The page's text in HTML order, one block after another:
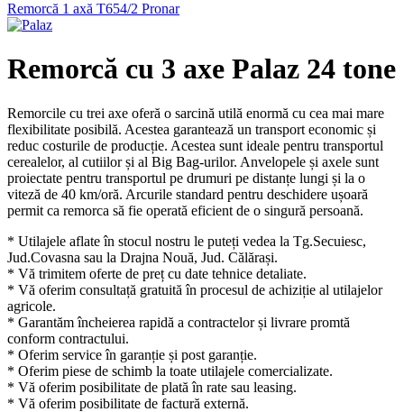
Remorcă 1 axă T654/2 Pronar
Remorcă cu 3 axe Palaz 24 tone
Remorcile cu trei axe oferă o sarcină utilă enormă cu cea mai mare
flexibilitate posibilă. Acestea garantează un transport economic și
reduc costurile de producție. Acestea sunt ideale pentru transportul
cerealelor, al cutiilor și al Big Bag-urilor. Anvelopele și axele sunt
proiectate pentru transportul pe drumuri pe distanțe lungi și la o
viteză de 40 km/oră. Arcurile standard pentru deschidere ușoară
permit ca remorca să fie operată eficient de o singură persoană.
* Utilajele aflate în stocul nostru le puteți vedea la Tg.Secuiesc,
Jud.Covasna sau la Drajna Nouă, Jud. Călărași.
* Vă trimitem oferte de preț cu date tehnice detaliate.
* Vă oferim consultață gratuită în procesul de achiziție al utilajelor
agricole.
* Garantăm încheierea rapidă a contractelor și livrare promtă
conform contractului.
* Oferim service în garanție și post garanție.
* Oferim piese de schimb la toate utilajele comercializate.
* Vă oferim posibilitate de plată în rate sau leasing.
* Vă oferim posibilitate de factură externă.